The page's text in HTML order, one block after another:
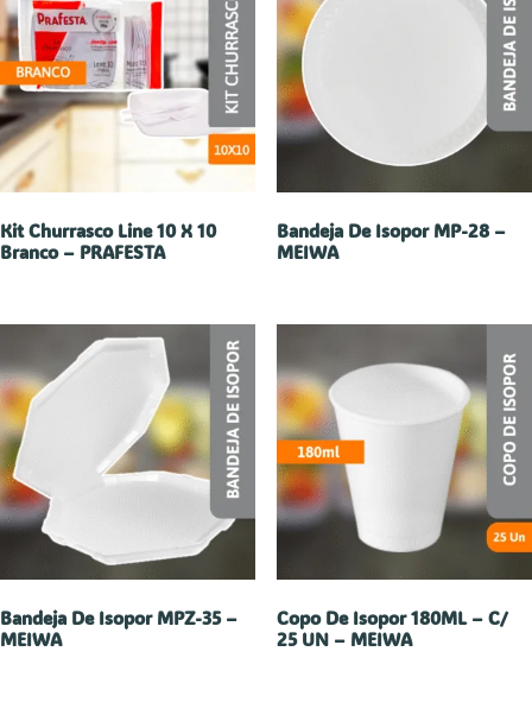
Kit Churrasco Line 10 X 10
Branco – PRAFESTA
Bandeja De Isopor MP-28 –
MEIWA
Bandeja De Isopor MPZ-35 –
MEIWA
Copo De Isopor 180ML – C/
25 UN – MEIWA